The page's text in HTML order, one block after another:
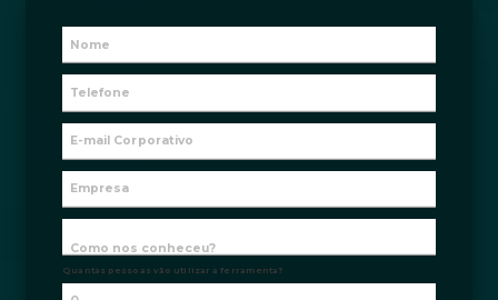
Geração de relatórios a distância de
agendamento on-line de
acompanhamento de processos
comunicação com candidatos via e-
SMS e muito mais.